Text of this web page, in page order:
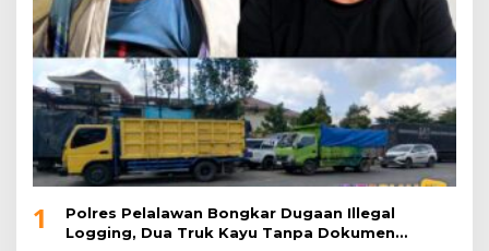
1
Polres Pelalawan Bongkar Dugaan Illegal
Logging, Dua Truk Kayu Tanpa Dokumen